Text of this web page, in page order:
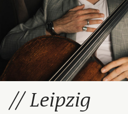
Leipzig